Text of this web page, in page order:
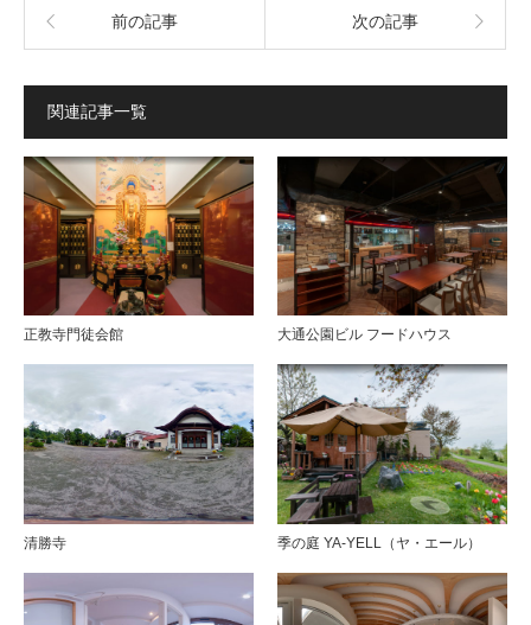
前の記事 次の記事
関連記事一覧
正教寺門徒会館 大通公園ビル フードハウス
清勝寺 季の庭 YA-YELL（ヤ・エール）